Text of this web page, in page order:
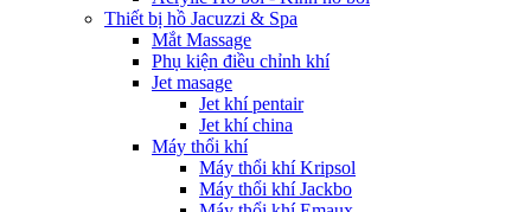
Thiết bị hồ Jacuzzi & Spa
Mắt Massage
Phụ kiện điều chỉnh khí
Jet masage
Jet khí pentair
Jet khí china
Máy thổi khí
Máy thổi khí Kripsol
Máy thổi khí Jackbo